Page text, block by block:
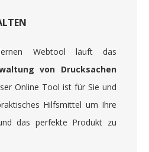
Webtool läuft das
von Drucksachen
Online Tool ist für Sie und
Hilfsmittel um Ihre
das perfekte Produkt zu